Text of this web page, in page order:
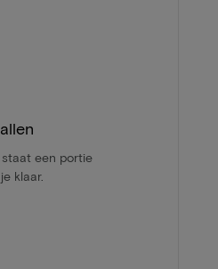
een portie
klaar.